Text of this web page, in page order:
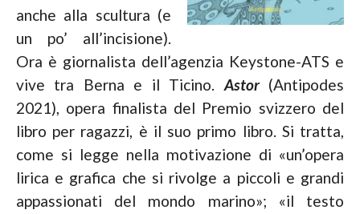
anche alla scultura (e
un po’ all’incisione).
Ora è giornalista dell’agenzia Keystone-ATS e
vive tra Berna e il Ticino. Astor(Antipodes
2021), opera finalista del Premio svizzero del
libro per ragazzi, è il suo primo libro. Si tratta,
come si legge nella motivazione di «un’opera
lirica e grafica che si rivolge a piccoli e grandi
appassionati del mondo marino»; «il testo